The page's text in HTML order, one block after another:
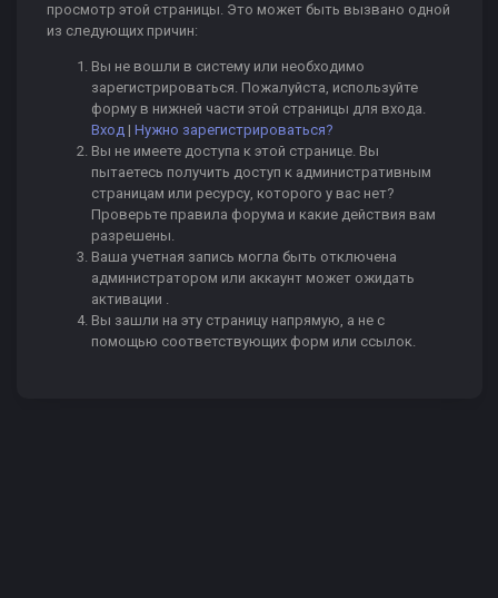
просмотр этой страницы. Это может быть вызвано одной
из следующих причин:
Вы не вошли в систему или необходимо
зарегистрироваться. Пожалуйста, используйте
форму в нижней части этой страницы для входа.
Вход |Нужно зарегистрироваться?
Вы не имеете доступа к этой странице. Вы
пытаетесь получить доступ к административным
страницам или ресурсу, которого у вас нет?
Проверьте правила форума и какие действия вам
разрешены.
Ваша учетная запись могла быть отключена
администратором или аккаунт может ожидать
активации .
Вы зашли на эту страницу напрямую, а не с
помощью соответствующих форм или ссылок.